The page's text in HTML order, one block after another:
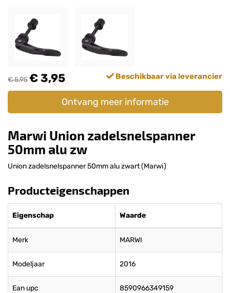
€ 5,95€ 3,95 Beschikbaar via leverancier
Ontvang meer informatie
Marwi Union zadelsnelspanner
50mm alu zw
Union zadelsnelspanner 50mm alu zwart (Marwi)
Producteigenschappen
Eigenschap Waarde
Merk MARWI
Modeljaar 2016
Ean upc 8590966349159